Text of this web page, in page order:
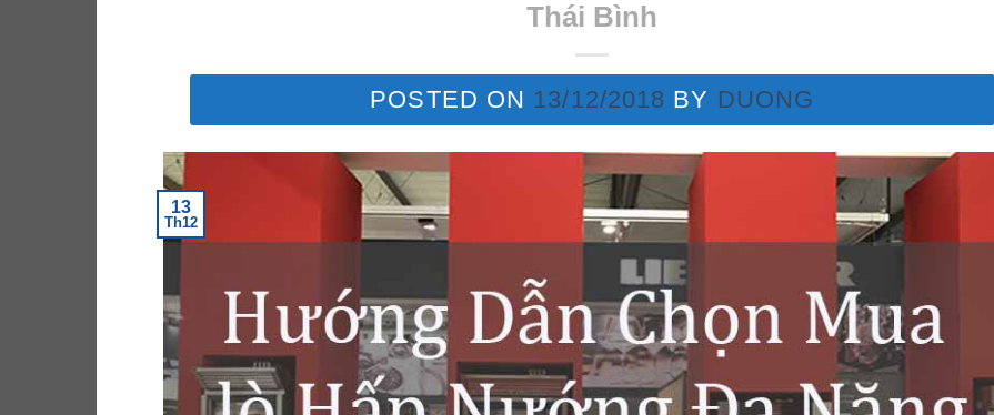
Thái Bình
POSTED ON 13/12/2018 BY DUONG
13
Th12